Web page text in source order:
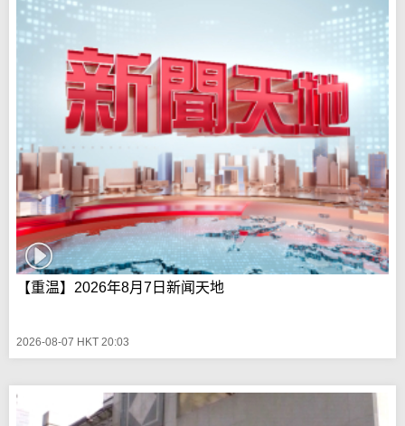
【重温】2026年8月7日新闻天地
2026-08-07 HKT 20:03